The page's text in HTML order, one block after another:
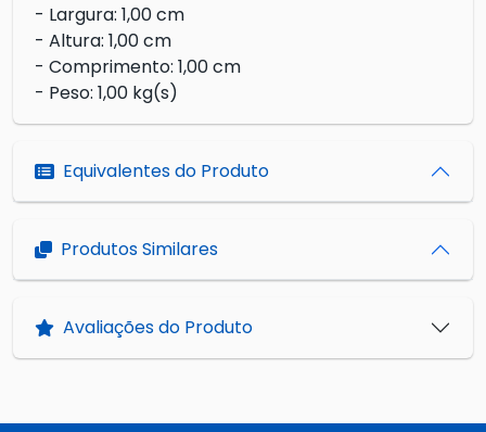
- Largura: 1,00 cm
- Altura: 1,00 cm
- Comprimento: 1,00 cm
- Peso: 1,00 kg(s)
Equivalentes do Produto
Produtos Similares
Avaliações do Produto